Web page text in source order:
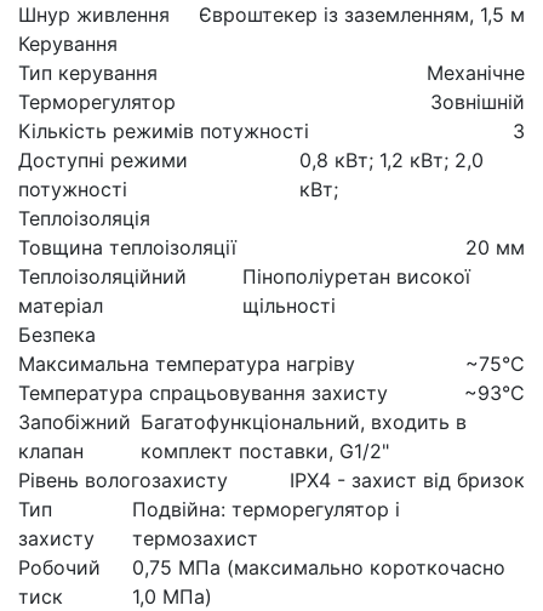
Шнур живлення
Євроштекер із заземленням, 1,5 м
Керування
Тип керування
Механічне
Терморегулятор
Зовнішній
Кількість режимів потужності
3
Доступні режими
потужності
0,8 кВт; 1,2 кВт; 2,0
кВт;
Теплоізоляція
Товщина теплоізоляції
20 мм
Теплоізоляційний
матеріал
Пінополіуретан високої
щільності
Безпека
Максимальна температура нагріву
~75°C
Температура спрацьовування захисту
~93°C
Запобіжний
клапан
Багатофункціональний, входить в
комплект поставки, G1/2"
Рівень вологозахисту
IPX4 - захист від бризок
Тип
захисту
Подвійна: терморегулятор і
термозахист
Робочий
тиск
0,75 МПа (максимально короткочасно
1,0 МПа)